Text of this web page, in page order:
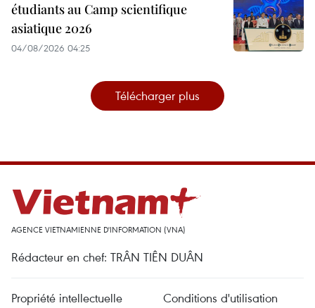
étudiants au Camp scientifique
asiatique 2026
04/08/2026 04:25
Télécharger plus
AGENCE VIETNAMIENNE D'INFORMATION (VNA)
Rédacteur en chef: TRÂN TIÊN DUÂN
Propriété intellectuelle Conditions d'utilisation